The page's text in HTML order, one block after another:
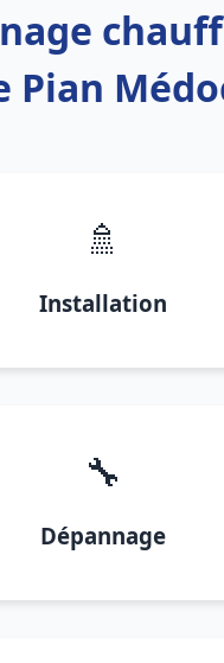
Pian
🚿
Installation
🔧
Dépannage